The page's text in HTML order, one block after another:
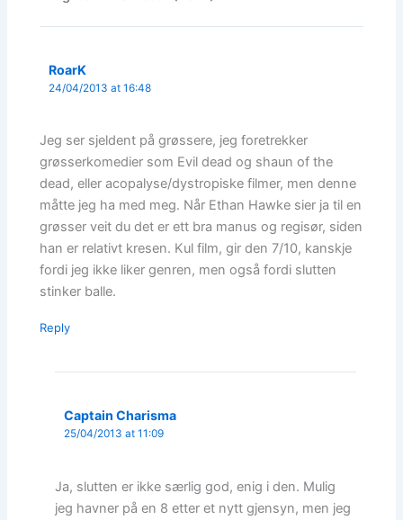
RoarK
24/04/2013 at 16:48
Jeg ser sjeldent på grøssere, jeg foretrekker
grøsserkomedier som Evil dead og shaun of the
dead, eller acopalyse/dystropiske filmer, men denne
måtte jeg ha med meg. Når Ethan Hawke sier ja til en
grøsser veit du det er ett bra manus og regisør, siden
han er relativt kresen. Kul film, gir den 7/10, kanskje
fordi jeg ikke liker genren, men også fordi slutten
stinker balle.
Reply
Captain Charisma
25/04/2013 at 11:09
Ja, slutten er ikke særlig god, enig i den. Mulig
jeg havner på en 8 etter et nytt gjensyn, men jeg